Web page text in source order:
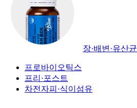
장·배변·유산균
프로바이오틱스
프리·포스트
차전자피·식이섬유